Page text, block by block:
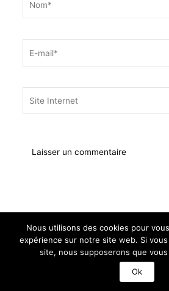
mail*
Internet
Copyright © 2026 Les
Nous utilisons des cookies pour
expérience sur notre site web. Si
site, nous supposerons que
Ok